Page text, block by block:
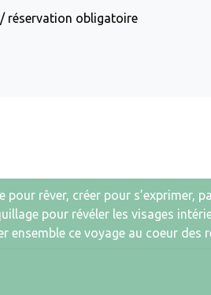
/ réservation obligatoire
rêver, créer pour s’exprimer,
pour révéler les visages
ensemble ce voyage au coeur des